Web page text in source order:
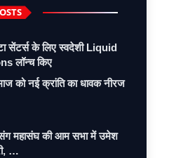
सेंटर्स के लिए स्वदेशी Liquid
लॉन्च किए
को नई क्रांति का धावक नीरज
महासंघ की आम सभा में उमेश
…